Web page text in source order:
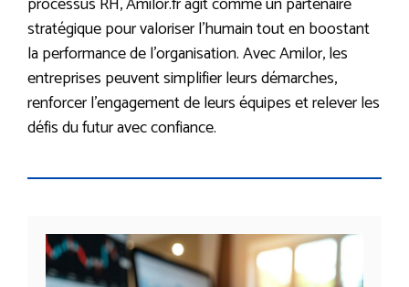
stratégique pour valoriser l’humain tout en boostant
la performance de l’organisation. Avec Amilor, les
entreprises peuvent simplifier leurs démarches,
renforcer l’engagement de leurs équipes et relever les
défis du futur avec confiance.